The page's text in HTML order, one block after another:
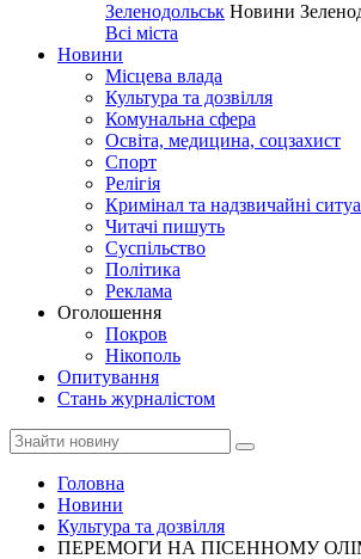
Зеленодольськ Новини
Всі міста
Новини
Місцева влада
Культура та дозвілля
Комунальна сфера
Освіта, медицина, соцзахист
Спорт
Релігія
Кримінал та надзвичайні
Читачі пишуть
Суспільство
Політика
Реклама
Оголошення
Покров
Нікополь
Опитування
Стань журналістом
Головна
Новини
Культура та дозвілля
ПЕРЕМОГИ НА ПІСЕННОМУ